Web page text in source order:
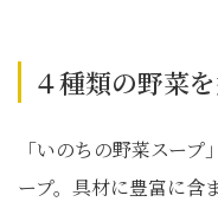
４種類の野菜
「いのちの野菜スー
ープ。具材に豊富に含